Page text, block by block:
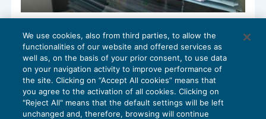
La pianificazione del passaggio
generazionale … carpe diem!
PATRIMONIO E TRUST05/11/2019
diSergio Pellegrino
We use cookies, also from third parties, to allow the
functionalities of our website and offered services as
well as, on the basis of your prior consent, to use data
on your navigation activity to improve performance of
the site. Clicking on “Accept All cookies” means that
you agree to the activation of all cookies. Clicking on
"Reject All" means that the default settings will be left
unchanged and, therefore, browsing will continue